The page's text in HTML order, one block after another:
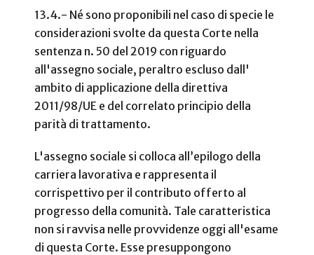
13.4.- Né sono proponibili nel caso di specie le
considerazioni svolte da questa Corte nella
sentenza n. 50 del 2019 con riguardo
all'assegno sociale, peraltro escluso dall'
ambito di applicazione della direttiva
2011/98/UE e del correlato principio della
parità di trattamento.
L'assegno sociale si colloca all’epilogo della
carriera lavorativa e rappresenta il
corrispettivo per il contributo offerto al
progresso della comunità. Tale caratteristica
non si ravvisa nelle provvidenze oggi all'esame
di questa Corte. Esse presuppongono